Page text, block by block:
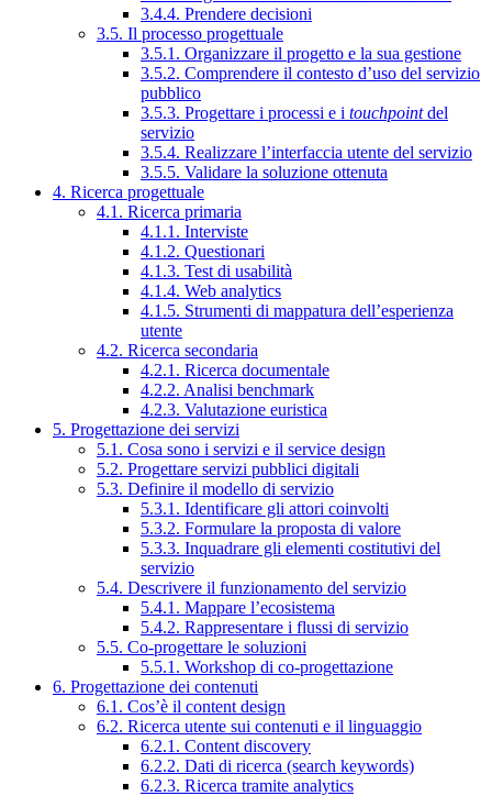
3.4.4. Prendere decisioni
3.5. Il processo progettuale
3.5.1. Organizzare il progetto e la sua gestione
3.5.2. Comprendere il contesto d’uso del servizio
pubblico
3.5.3. Progettare i processi e i touchpointdel
servizio
3.5.4. Realizzare l’interfaccia utente del servizio
3.5.5. Validare la soluzione ottenuta
4. Ricerca progettuale
4.1. Ricerca primaria
4.1.1. Interviste
4.1.2. Questionari
4.1.3. Test di usabilità
4.1.4. Web analytics
4.1.5. Strumenti di mappatura dell’esperienza
utente
4.2. Ricerca secondaria
4.2.1. Ricerca documentale
4.2.2. Analisi benchmark
4.2.3. Valutazione euristica
5. Progettazione dei servizi
5.1. Cosa sono i servizi e il service design
5.2. Progettare servizi pubblici digitali
5.3. Definire il modello di servizio
5.3.1. Identificare gli attori coinvolti
5.3.2. Formulare la proposta di valore
5.3.3. Inquadrare gli elementi costitutivi del
servizio
5.4. Descrivere il funzionamento del servizio
5.4.1. Mappare l’ecosistema
5.4.2. Rappresentare i flussi di servizio
5.5. Co-progettare le soluzioni
5.5.1. Workshop di co-progettazione
6. Progettazione dei contenuti
6.1. Cos’è il content design
6.2. Ricerca utente sui contenuti e il linguaggio
6.2.1. Content discovery
6.2.2. Dati di ricerca (search keywords)
6.2.3. Ricerca tramite analytics